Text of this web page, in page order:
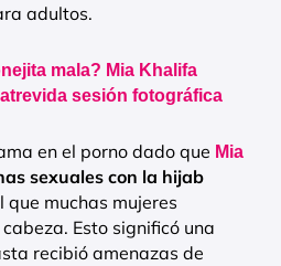
adultos.
mala? Mia Khalifa
sesión fotográfica
en el porno dado que Mia
sexuales con la hijab
que muchas mujeres
Esto significó una
recibió amenazas de